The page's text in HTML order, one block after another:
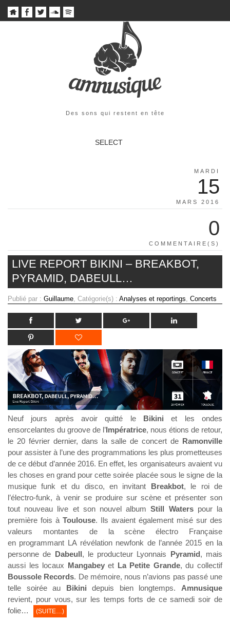
Des sons qui restent en tête
SELECT
MARDI
15
MARS 2016
0
COMMENTAIRE(S)
LIVE REPORT BIKINI – BREAKBOT,
PYRAMID, DABEULL…
Publié par : Guillaume, Catégorie(s) : Analyses et reportings, Concerts
Neuf jours après avoir quitté le Bikini et les ondes
ensorcelantes du groove de l’Impératrice, nous étions de retour,
le 20 février dernier, dans la salle de concert de Ramonville
pour assister à l’une des programmations les plus prometteuses
de ce début d’année 2016. En effet, les organisateurs avaient vu
les choses en grand pour cette soirée placée sous le signe de la
musique funk et du disco, en invitant Breakbot,
le roi de
l’électro-funk, à venir se produire sur scène et présenter son
tout nouveau live et son nouvel albumStill Waters pour la
première fois à Toulouse. Ils avaient également misé sur des
valeurs montantes de la scène électro Française
en programmant LA révélation newfonk de l’année 2015 en la
personne de Dabeull, le producteur Lyonnais Pyramid, mais
aussi les locaux Mangabeyet La Petite Grande, du collectif
Boussole Records. De mémoire, nous n’avions pas passé une
telle soirée au Bikini depuis bien longtemps. Amnusique
revient, pour vous, sur les temps forts de ce samedi soir de
folie…
(SUITE…)